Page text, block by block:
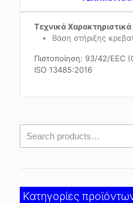
Τεχνικά Χαρακτηριστικά
Βάση στήριξης
Πιστοποίηση: 93/42/EEC
ISO 13485:2016
Κατηγορίες